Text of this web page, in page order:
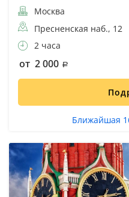
Москва
Пресненская наб., 12
2 часа
от 2 000
Ближайшая